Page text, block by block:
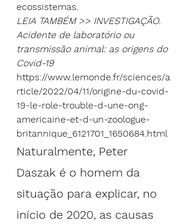
ecossistemas.
LEIA TAMBÉM >> INVESTIGAÇÃO.
Acidente de laboratório ou
transmissão animal: as origens do
Covid-19
https://www.lemonde.fr/sciences/a
rticle/2022/04/11/origine-du-covid-
19-le-role-trouble-d-une-ong-
americaine-et-d-un-zoologue-
britannique_6121701_1650684.html
Naturalmente, Peter
Daszak é o homem da
situação para explicar, no
início de 2020, as causas